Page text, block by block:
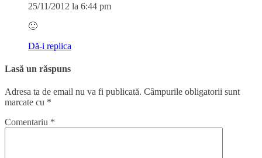
25/11/2012 la 6:44 pm
🙂
Dă-i replica
Lasă un răspuns
Adresa ta de email nu va fi publicată. Câmpurile obligatorii sunt
marcate cu *
Comentariu *